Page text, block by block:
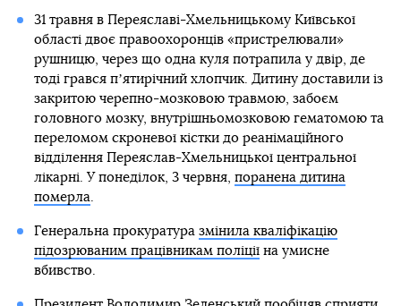
31 травня в Переяславі-Хмельницькому Київської
області двоє правоохоронців «пристрелювали»
рушницю, через що одна куля потрапила у двір, де
тоді грався пʼятирічний хлопчик. Дитину доставили із
закритою черепно-мозковою травмою, забоєм
головного мозку, внутрішньомозковою гематомою та
переломом скроневої кістки до реанімаційного
відділення Переяслав-Хмельницької центральної
лікарні. У понеділок, 3 червня, поранена дитина
померла.
Генеральна прокуратура змінила кваліфікацію
підозрюваним працівникам поліціїна умисне
вбивство.